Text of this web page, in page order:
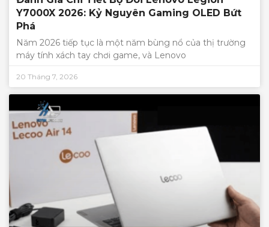
Y7000X 2026: Kỷ Nguyên Gaming OLED Bứt
Phá
Năm 2026 tiếp tục là một năm bùng nổ của thị trường
máy tính xách tay chơi game, và Lenovo
20 Tháng 7, 2026